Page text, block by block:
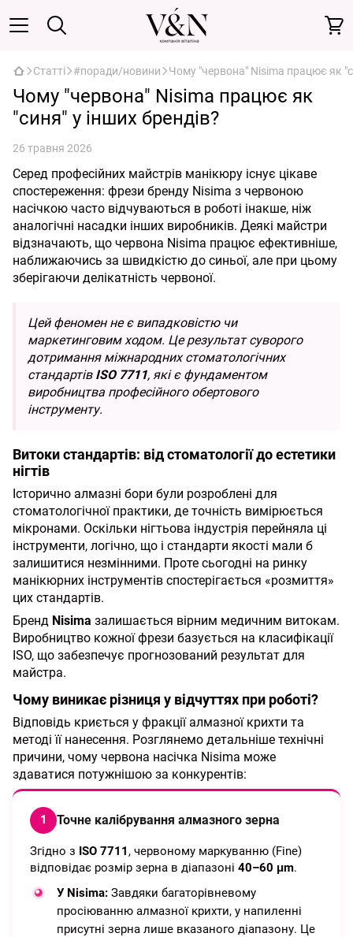
Статті #поради/новини Чому "червона" Nisima працює як
Чому "червона" Nisima працює як
"синя" у інших брендів?
26 травня 2026
Серед професійних майстрів манікюру існує цікаве
спостереження: фрези бренду Nisima з червоною
насічкою часто відчуваються в роботі інакше, ніж
аналогічні насадки інших виробників. Деякі майстри
відзначають, що червона Nisima працює ефективніше,
наближаючись за швидкістю до синьої, але при цьому
зберігаючи делікатність червоної.
Цей феномен не є випадковістю чи
маркетинговим ходом. Це результат суворого
дотримання міжнародних стоматологічних
стандартів ISO 7711, які є фундаментом
виробництва професійного обертового
інструменту.
Витоки стандартів: від стоматології до естетики
нігтів
Історично алмазні бори були розроблені для
стоматологічної практики, де точність вимірюється
мікронами. Оскільки нігтьова індустрія перейняла ці
інструменти, логічно, що і стандарти якості мали б
залишитися незмінними. Проте сьогодні на ринку
манікюрних інструментів спостерігається «розмиття»
цих стандартів.
Бренд Nisima залишається вірним медичним витокам.
Виробництво кожної фрези базується на класифікації
ISO, що забезпечує прогнозований результат для
майстра.
Чому виникає різниця у відчуттях при роботі?
Відповідь криється у фракції алмазної крихти та
методі її нанесення. Розглянемо детальніше технічні
причини, чому червона насічка Nisima може
здаватися потужнішою за конкурентів:
1 Точне калібрування алмазного зерна
Згідно з ISO 7711 , червоному маркуванню (Fine)
відповідає розмір зерна в діапазоні 40–60 μm.
У Nisima: Завдяки багаторівневому
просіюванню алмазної крихти, у напиленні
присутні зерна лише вказаного діапазону. Це